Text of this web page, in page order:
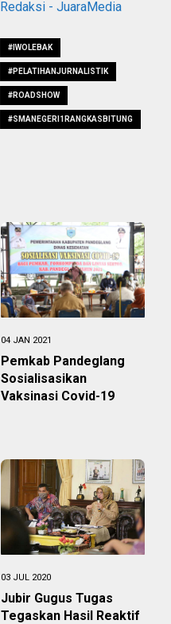
Redaksi - JuaraMedia
#IWOLEBAK
#PELATIHANJURNALISTIK
#ROADSHOW
#SMANEGERI1RANGKASBITUNG
04 JAN 2021
Pemkab Pandeglang
Sosialisasikan
Vaksinasi Covid-19
03 JUL 2020
Jubir Gugus Tugas
Tegaskan Hasil Reaktif